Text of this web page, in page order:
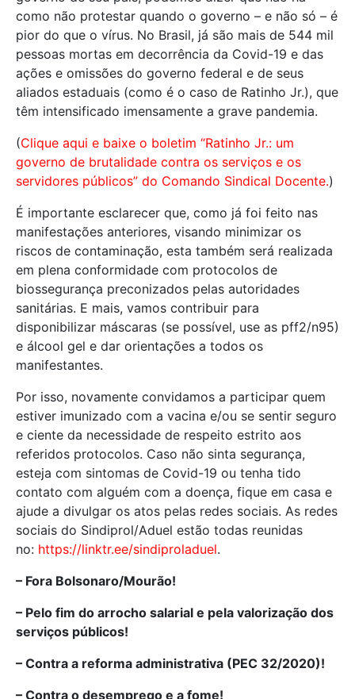
como não protestar quando o governo – e não só – é
pior do que o vírus. No Brasil, já são mais de 544 mil
pessoas mortas em decorrência da Covid-19 e das
ações e omissões do governo federal e de seus
aliados estaduais (como é o caso de Ratinho Jr.), que
têm intensificado imensamente a grave pandemia.
(Clique aqui e baixe o boletim “Ratinho Jr.: um
governo de brutalidade contra os serviços e os
servidores públicos” do Comando Sindical Docente.)
É importante esclarecer que, como já foi feito nas
manifestações anteriores, visando minimizar os
riscos de contaminação, esta também será realizada
em plena conformidade com protocolos de
biossegurança preconizados pelas autoridades
sanitárias. E mais, vamos contribuir para
disponibilizar máscaras (se possível, use as pff2/n95)
e álcool gel e dar orientações a todos os
manifestantes.
Por isso, novamente convidamos a participar quem
estiver imunizado com a vacina e/ou se sentir seguro
e ciente da necessidade de respeito estrito aos
referidos protocolos. Caso não sinta segurança,
esteja com sintomas de Covid-19 ou tenha tido
contato com alguém com a doença, fique em casa e
ajude a divulgar os atos pelas redes sociais. As redes
sociais do Sindiprol/Aduel estão todas reunidas
no: https://linktr.ee/sindiproladuel.
– Fora Bolsonaro/Mourão!
– Pelo fim do arrocho salarial e pela valorização dos
serviços públicos!
– Contra a reforma administrativa (PEC 32/2020)!
– Contra o desemprego e a fome!